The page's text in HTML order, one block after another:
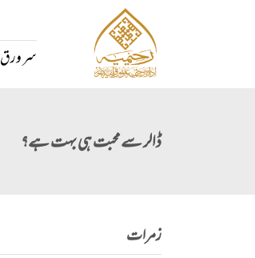
سر ورق
ڈالر سے محبت ہی بہت ہے؟
زمرات